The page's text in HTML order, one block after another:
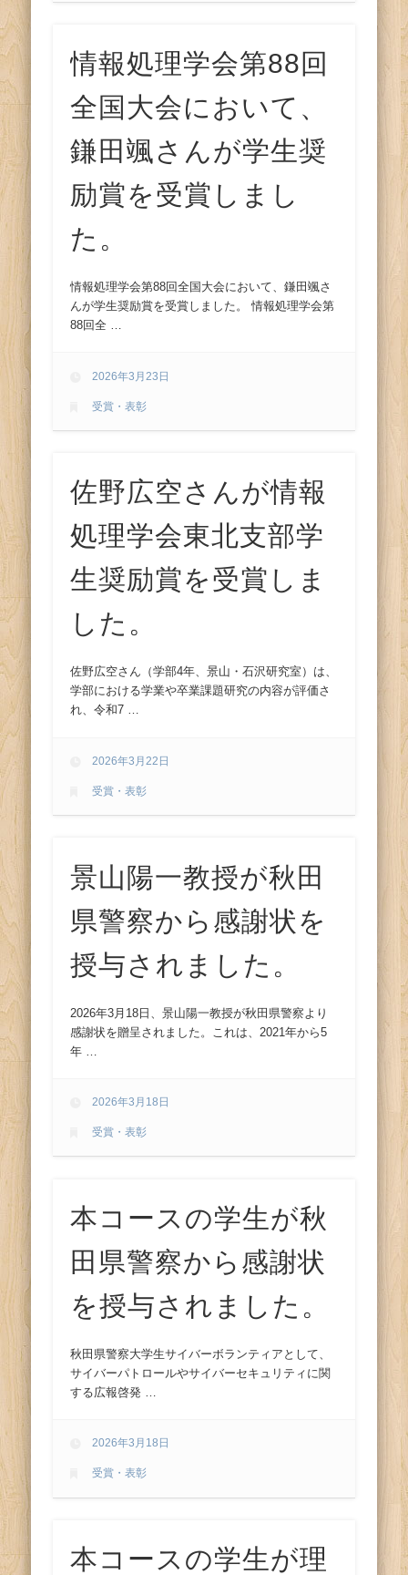
情報処理学会第88回
全国大会において、
鎌田颯さんが学生奨
励賞を受賞しまし
た。
情報処理学会第88回全国大会において、鎌田颯さ
んが学生奨励賞を受賞しました。 情報処理学会第
88回全 …
2026年3月23日
受賞・表彰
佐野広空さんが情報
処理学会東北支部学
生奨励賞を受賞しま
した。
佐野広空さん（学部4年、景山・石沢研究室）は、
学部における学業や卒業課題研究の内容が評価さ
れ、令和7 …
2026年3月22日
受賞・表彰
景山陽一教授が秋田
県警察から感謝状を
授与されました。
2026年3月18日、景山陽一教授が秋田県警察より
感謝状を贈呈されました。これは、2021年から5
年 …
2026年3月18日
受賞・表彰
本コースの学生が秋
田県警察から感謝状
を授与されました。
秋田県警察大学生サイバーボランティアとして、
サイバーパトロールやサイバーセキュリティに関
する広報啓発 …
2026年3月18日
受賞・表彰
本コースの学生が理